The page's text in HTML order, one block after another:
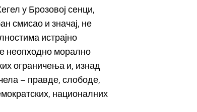
у Брозовој сенци,
смисао и значај, не
истрајно
неопходно морално
ограничења и, изнад
– правде, слободе,
националних